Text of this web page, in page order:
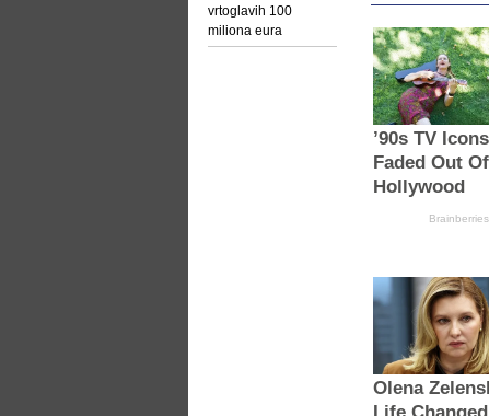
vrtoglavih 100
miliona eura